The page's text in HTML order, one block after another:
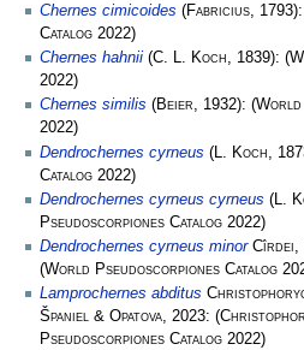
Chernes cimicoides (Fabricius , 1793):
Catalog 2022)
Chernes hahnii (C. L. Koch, 1839): (
2022)
Chernes similis (Beier, 1932): (World
2022)
Dendrochernes cyrneus ( L. Koch ,
Catalog 2022)
Dendrochernes cyrneus cyrneus (L.
Pseudoscorpiones Catalog 2022)
Dendrochernes cyrneus minor Cîrdei,
(World Pseudoscorpiones Catalog
Lamprochernes abditus
Španiel & Opatova, 2023: (
Pseudoscorpiones Catalog 2022)